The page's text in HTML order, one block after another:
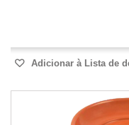
Adicionar à Lista de